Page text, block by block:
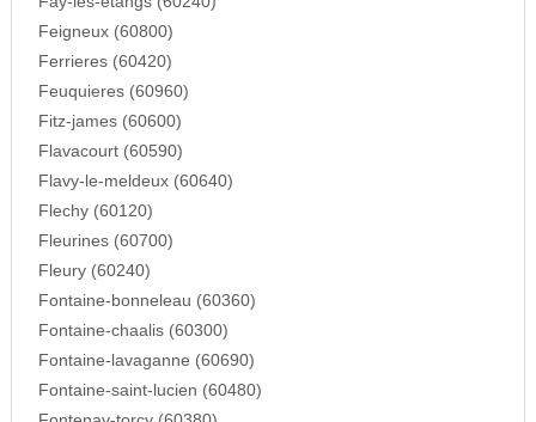
Feigneux (60800)
Ferrieres (60420)
Feuquieres (60960)
Fitz-james (60600)
Flavacourt (60590)
Flavy-le-meldeux (60640)
Flechy (60120)
Fleurines (60700)
Fleury (60240)
Fontaine-bonneleau (60360)
Fontaine-chaalis (60300)
Fontaine-lavaganne (60690)
Fontaine-saint-lucien (60480)